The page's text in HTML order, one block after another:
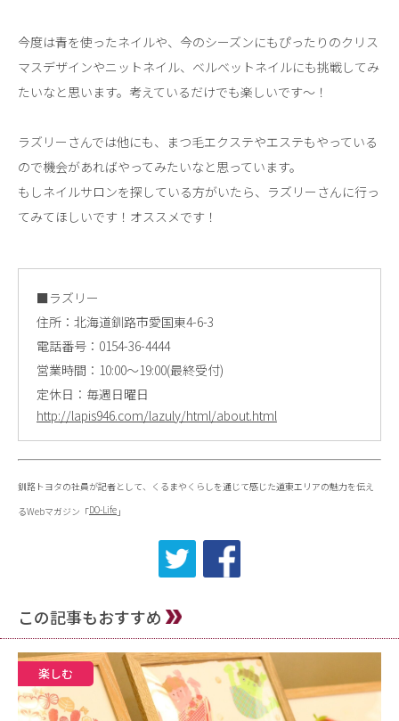
今度は青を使ったネイルや、今のシーズンにもぴったりのクリス
マスデザインやニットネイル、ベルベットネイルにも挑戦してみ
たいなと思います。考えているだけでも楽しいです〜！
ラズリーさんでは他にも、まつ毛エクステやエステもやっている
ので機会があればやってみたいなと思っています。
もしネイルサロンを探している方がいたら、ラズリーさんに行っ
てみてほしいです！オススメです！
■ラズリー
住所：北海道釧路市愛国東4-6-3
電話番号：0154-36-4444
営業時間：10:00～19:00(最終受付)
定休日：毎週日曜日
http://lapis946.com/lazuly/html/about.html
釧路トヨタの社員が記者として、くるまやくらしを通じて感じた道東エリアの魅力を伝え
るWebマガジン「DO-Life 」
この記事もおすすめ
楽しむ